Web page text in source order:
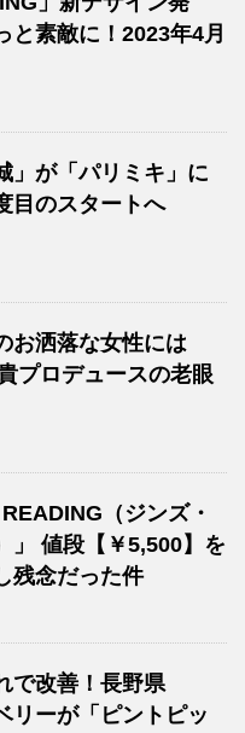
と素敵に！2023年4月
」が「パリミキ」に
目のスタートへ
お洒落な女性には
プロデュースの老眼
（ジンズ・
」 値段【￥5,500】を
残念だった件
で改善！長野県
リーが「ピントピッ